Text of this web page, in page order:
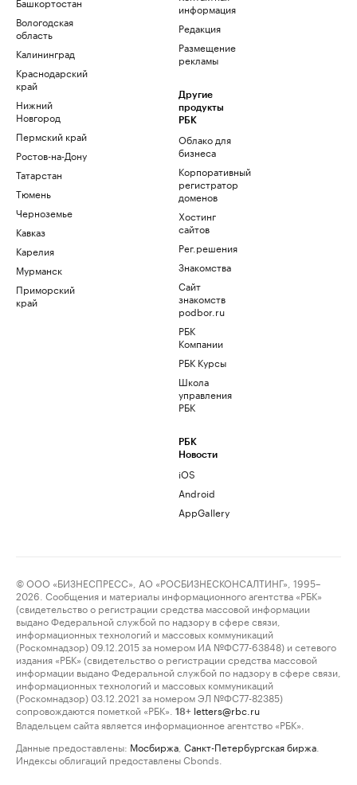
Вологодская
область
Калининград
Краснодарский
край
Нижний
Новгород
Пермский край
Ростов-на-Дону
Татарстан
Тюмень
Черноземье
Кавказ
Карелия
Мурманск
Приморский
край
информация
Редакция
Размещение
рекламы
Другие
продукты
РБК
Облако для
бизнеса
Корпоративный
регистратор
доменов
Хостинг
сайтов
Рег.решения
Знакомства
Сайт
знакомств
podbor.ru
РБК
Компании
РБК Курсы
Школа
управления
РБК
РБК
Новости
iOS
Android
AppGallery
© ООО «БИЗНЕСПРЕСС», АО «РОСБИЗНЕСКОНСАЛТИНГ», 1995–
2026. Сообщения и материалы информационного агентства «РБК»
(свидетельство о регистрации средства массовой информации
выдано Федеральной службой по надзору в сфере связи,
информационных технологий и массовых коммуникаций
(Роскомнадзор) 09.12.2015 за номером ИА №ФС77-63848) и сетевого
издания «РБК» (свидетельство о регистрации средства массовой
информации выдано Федеральной службой по надзору в сфере связи,
информационных технологий и массовых коммуникаций
(Роскомнадзор) 03.12.2021 за номером ЭЛ №ФС77-82385)
сопровождаются пометкой «РБК».
18+ letters@rbc.ru
Владельцем сайта является информационное агентство «РБК».
Данные предоставлены: Мосбиржа Санкт-Петербургская биржа
Индексы облигаций предоставлены Cbonds.